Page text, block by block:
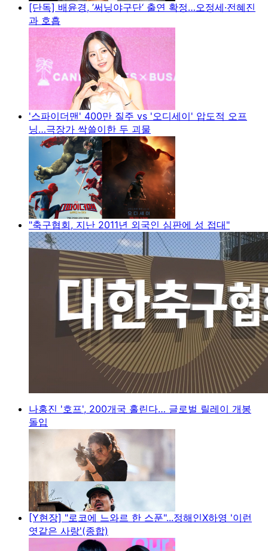
[단독] 배윤경, ’써닝야구단‘ 출연 확정…오정세·전혜진
과 호흡
'스파이더맨' 400만 질주 vs '오디세이' 압도적 오프
닝…극장가 싹쓸이한 두 괴물
"축구협회, 지난 2011년 외국인 심판에 성 접대"
나홍진 '호프', 200개국 홀린다… 글로벌 릴레이 개봉
돌입
[Y현장] "로코에 느와르 한 스푼"...정해인X하영 '이런
엿같은 사랑'(종합)